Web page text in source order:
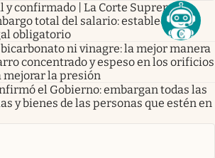
y confirmado | La Corte Suprema
total del salario: estableció un
obligatorio
ni vinagre: la mejor manera
concentrado y espeso en los orificios
mejorar la presión
el Gobierno: embargan todas las
y bienes de las personas que estén en